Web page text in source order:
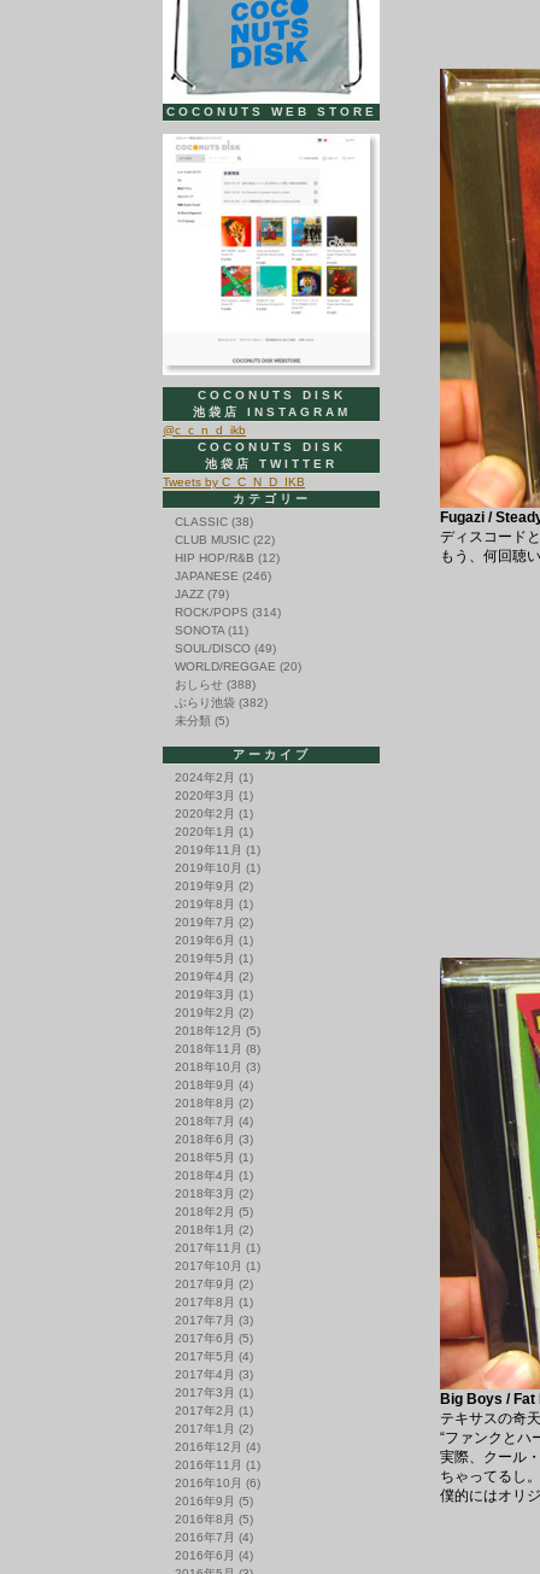
Fugazi /
ディスコード
もう、何回聴
Big Boys /
テキサスの奇
“ファンクとハ
実際、クール
ちゃってるし。
僕的にはオリ
COCONUTS WEB STORE
COCONUTS DISK
池袋店 INSTAGRAM
@c_c_n_d_ikb
COCONUTS DISK
池袋店 TWITTER
Tweets by C_C_N_D_IKB
カテゴリー
CLASSIC (38)
CLUB MUSIC (22)
HIP HOP/R&B (12)
JAPANESE (246)
JAZZ (79)
ROCK/POPS (314)
SONOTA (11)
SOUL/DISCO (49)
WORLD/REGGAE (20)
おしらせ (388)
ぶらり池袋 (382)
未分類 (5)
アーカイブ
2024年2月 (1)
2020年3月 (1)
2020年2月 (1)
2020年1月 (1)
2019年11月 (1)
2019年10月 (1)
2019年9月 (2)
2019年8月 (1)
2019年7月 (2)
2019年6月 (1)
2019年5月 (1)
2019年4月 (2)
2019年3月 (1)
2019年2月 (2)
2018年12月 (5)
2018年11月 (8)
2018年10月 (3)
2018年9月 (4)
2018年8月 (2)
2018年7月 (4)
2018年6月 (3)
2018年5月 (1)
2018年4月 (1)
2018年3月 (2)
2018年2月 (5)
2018年1月 (2)
2017年11月 (1)
2017年10月 (1)
2017年9月 (2)
2017年8月 (1)
2017年7月 (3)
2017年6月 (5)
2017年5月 (4)
2017年4月 (3)
2017年3月 (1)
2017年2月 (1)
2017年1月 (2)
2016年12月 (4)
2016年11月 (1)
2016年10月 (6)
2016年9月 (5)
2016年8月 (5)
2016年7月 (4)
2016年6月 (4)